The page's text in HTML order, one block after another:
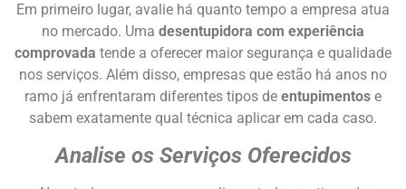
Em primeiro lugar, avalie há quanto tempo a empresa atua
no mercado. Uma desentupidora com experiência
comprovada tende a oferecer maior segurança e qualidade
nos serviços. Além disso, empresas que estão há anos no
ramo já enfrentaram diferentes tipos de entupimentos e
sabem exatamente qual técnica aplicar em cada caso.
Analise os Serviços Oferecidos